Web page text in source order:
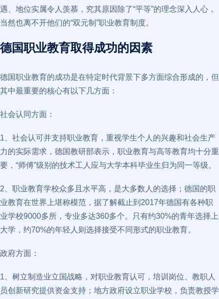
遇、地位实属令人羡慕，究其原因除了“平等”的理念深入人心，
当然也离不开他们的“双元制”职业教育制度。
德国职业教育取得成功的因素
德国职业教育的成功是在特定时代背景下多方面综合形成的，但
其中最重要的核心有以下几方面：
社会认同方面：
1、社会认可并支持职业教育，重视学生个人的兴趣和社会生产
力的实际需求，德国教研部表示，职业教育与高等教育均十分重
要，“师傅”级别的技术工人应与大学本科毕业生归为同一等级。
2、职业教育学校众多且水平高，是大多数人的选择；德国的职
业教育在世界上堪称模范，据了解截止到2017年德国有各种职
业学校9000多所，专业多达360多个。只有约30%的青年选择上
大学，约70%的年轻人则选择接受不同形式的职业教育。
政府方面：
1、树立制造业立国战略，对职业教育认可，培训岗位、教职人
员创新研究提供资金支持；地方政府设立职业学校，负责教授学